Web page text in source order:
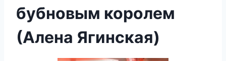
бубновым королем
(Алена Ягинская)